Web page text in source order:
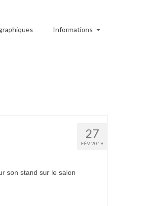
Informations
27
FÉV 2019
son stand sur le salon